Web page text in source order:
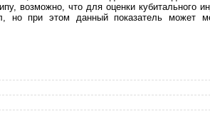
возможно, что для оценки кубитального
но при этом данный показатель может